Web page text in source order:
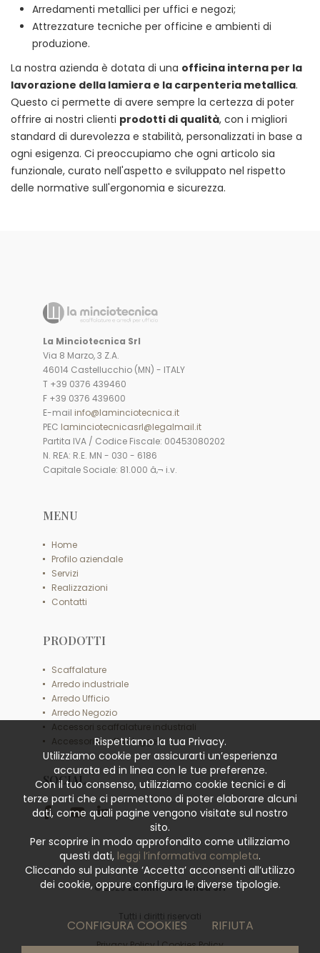
Arredamenti metallici per uffici e negozi;
Attrezzature tecniche per officine e ambienti di
produzione.
La nostra azienda è dotata di una officina interna per la
lavorazione della lamiera e la carpenteria metallica.
Questo ci permette di avere sempre la certezza di poter
offrire ai nostri clienti prodotti di qualità, con i migliori
standard di durevolezza e stabilità, personalizzati in base a
ogni esigenza. Ci preoccupiamo che ogni articolo sia
funzionale, curato nell'aspetto e sviluppato nel rispetto
delle normative sull'ergonomia e sicurezza.
La Minciotecnica Srl
Via 8 Marzo, 3 Z.A.
46014 Castellucchio (MN) - ITALY
T +39 0376 439460
F +39 0376 439600
E-mail info@laminciotecnica.it
PEC laminciotecnicasrl@legalmail.it
Partita IVA / Codice Fiscale: 00453080202
N. REA: R.E. MN - 030 - 6186
Capitale Sociale: 81.000 â‚¬ i.v.
MENU
Home
Profilo aziendale
Servizi
Realizzazioni
Contatti
PRODOTTI
Scaffalature
Arredo industriale
Arredo Ufficio
Arredo Negozio
Accessori scaffalature industriali
Accessori scaffali leggeri
SOCIAL
© 2026La Minciotecnica Srl
Tutti i diritti riservati
Privacy Policy|Cookies Policy
Rispettiamo la tua Privacy.
Utilizziamo cookie per assicurarti un’esperienza
accurata ed in linea con le tue preferenze.
Con il tuo consenso, utilizziamo cookie tecnici e di
terze parti che ci permettono di poter elaborare alcuni
dati, come quali pagine vengono visitate sul nostro
sito.
Per scoprire in modo approfondito come utilizziamo
questi dati, leggi l’informativa completa.
Cliccando sul pulsante ‘Accetta’ acconsenti all’utilizzo
dei cookie, oppure configura le diverse tipologie.
CONFIGURA COOKIES RIFIUTA